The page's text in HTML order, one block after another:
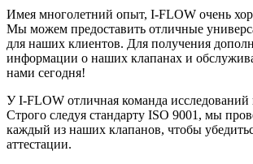
Имея многолетний опыт, I-FLOW очень
Мы можем предоставить отличные
для наших клиентов. Для получения
информации о наших клапанах и
нами сегодня!
У I-FLOW отличная команда исследований
Строго следуя стандарту ISO 9001, мы
каждый из наших клапанов, чтобы
аттестации.